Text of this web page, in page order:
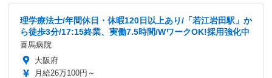
理学療法士/年間休日・休暇120日以上あり/「若江岩田駅」か
ら徒歩3分/17:15終業、実働7.5時間/WワークOK!採用強化中
喜馬病院
大阪府
月給26万100円～